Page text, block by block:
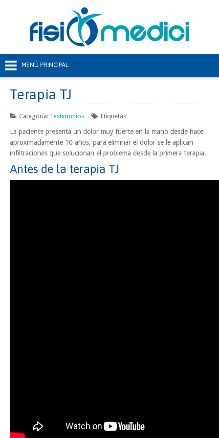
Terapia TJ
Categoría: Testimonios Etiquetas:
La paciente presenta un dolor muy fuerte en la mano desde hace
aproximadamente 10 años, para eliminar el dolor se le aplican
infiltraciones que solucionan el problema desde la primera terapia.
Antes de la terapia TJ